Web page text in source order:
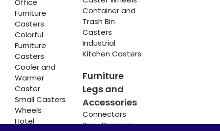
Office
Furniture
Casters
Colorful
Furniture
Casters
Cooler and
Warmer
Caster
Small Casters
Wheels
Hotel
Container and
Trash Bin
Casters
Industrial
Kitchen Casters
Furniture
Legs and
Accessories
Connectors
Door Bumpers